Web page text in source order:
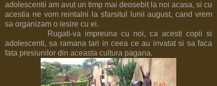
adolescentii am avut un timp mai deosebit la noi acasa, si cu
acestia ne vom reintalni la sfarsitul lunii august, cand vrem
sa organizam o iesire cu ei.
Rugati-va impreuna cu noi, ca acesti copii si
adolescenti, sa ramana tari in ceea ce au invatat si sa faca
fata presiunilor din aceasta cultura pagana.